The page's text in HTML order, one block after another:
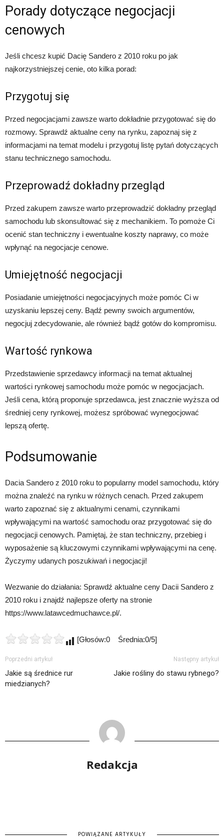
Porady dotyczące negocjacji
cenowych
Jeśli chcesz kupić Dacię Sandero z 2010 roku po jak
najkorzystniejszej cenie, oto kilka porad:
Przygotuj się
Przed negocjacjami zawsze warto dokładnie przygotować się do
rozmowy. Sprawdź aktualne ceny na rynku, zapoznaj się z
informacjami na temat modelu i przygotuj listę pytań dotyczących
stanu technicznego samochodu.
Przeprowadź dokładny przegląd
Przed zakupem zawsze warto przeprowadzić dokładny przegląd
samochodu lub skonsultować się z mechanikiem. To pomoże Ci
ocenić stan techniczny i ewentualne koszty naprawy, co może
wpłynąć na negocjacje cenowe.
Umiejętność negocjacji
Posiadanie umiejętności negocjacyjnych może pomóc Ci w
uzyskaniu lepszej ceny. Bądź pewny swoich argumentów,
negocjuj zdecydowanie, ale również bądź gotów do kompromisu.
Wartość rynkowa
Przedstawienie sprzedawcy informacji na temat aktualnej
wartości rynkowej samochodu może pomóc w negocjacjach.
Jeśli cena, którą proponuje sprzedawca, jest znacznie wyższa od
średniej ceny rynkowej, możesz spróbować wynegocjować
lepszą ofertę.
Podsumowanie
Dacia Sandero z 2010 roku to popularny model samochodu, który
można znaleźć na rynku w różnych cenach. Przed zakupem
warto zapoznać się z aktualnymi cenami, czynnikami
wpływającymi na wartość samochodu oraz przygotować się do
negocjacji cenowych. Pamiętaj, że stan techniczny, przebieg i
wyposażenie są kluczowymi czynnikami wpływającymi na cenę.
Życzymy udanych poszukiwań i negocjacji!
Wezwanie do działania: Sprawdź aktualne ceny Dacii Sandero z
2010 roku i znajdź najlepsze oferty na stronie
https://www.latawcedmuchawce.pl/.
[Głosów:0 Średnia:0/5]
Poprzedni artykuł
Jakie są średnice rur
miedzianych?
Następny artykuł
Jakie rośliny do stawu rybnego?
Redakcja
POWIĄZANE ARTYKUŁY